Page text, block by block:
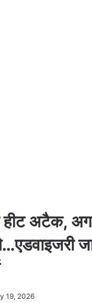
हीट अटैक,
19, 2026